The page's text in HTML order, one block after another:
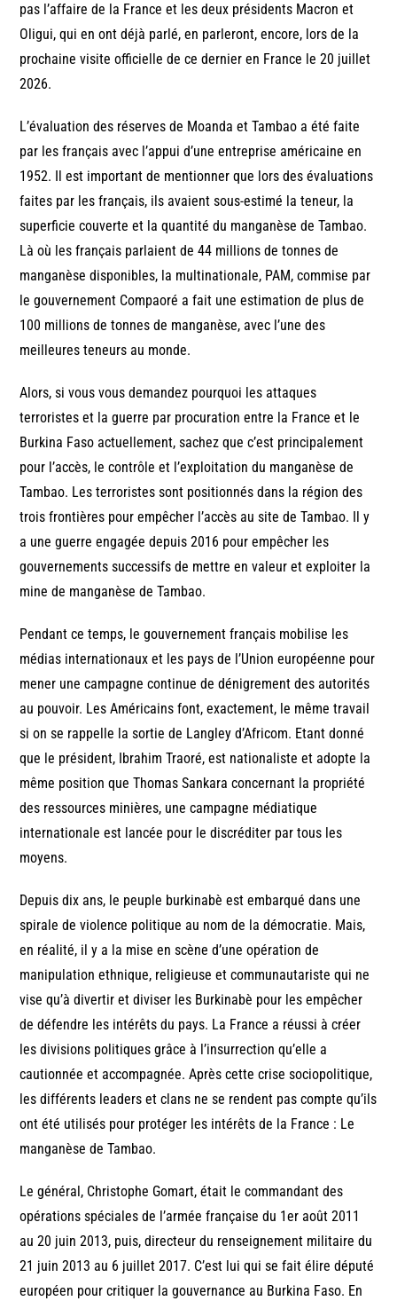
pas l’affaire de la France et les deux présidents Macron et
Oligui, qui en ont déjà parlé, en parleront, encore, lors de la
prochaine visite officielle de ce dernier en France le 20 juillet
2026.
L’évaluation des réserves de Moanda et Tambao a été faite
par les français avec l’appui d’une entreprise américaine en
1952. Il est important de mentionner que lors des évaluations
faites par les français, ils avaient sous-estimé la teneur, la
superficie couverte et la quantité du manganèse de Tambao.
Là où les français parlaient de 44 millions de tonnes de
manganèse disponibles, la multinationale, PAM, commise par
le gouvernement Compaoré a fait une estimation de plus de
100 millions de tonnes de manganèse, avec l’une des
meilleures teneurs au monde.
Alors, si vous vous demandez pourquoi les attaques
terroristes et la guerre par procuration entre la France et le
Burkina Faso actuellement, sachez que c’est principalement
pour l’accès, le contrôle et l’exploitation du manganèse de
Tambao. Les terroristes sont positionnés dans la région des
trois frontières pour empêcher l’accès au site de Tambao. Il y
a une guerre engagée depuis 2016 pour empêcher les
gouvernements successifs de mettre en valeur et exploiter la
mine de manganèse de Tambao.
Pendant ce temps, le gouvernement français mobilise les
médias internationaux et les pays de l’Union européenne pour
mener une campagne continue de dénigrement des autorités
au pouvoir. Les Américains font, exactement, le même travail
si on se rappelle la sortie de Langley d’Africom. Etant donné
que le président, Ibrahim Traoré, est nationaliste et adopte la
même position que Thomas Sankara concernant la propriété
des ressources minières, une campagne médiatique
internationale est lancée pour le discréditer par tous les
moyens.
Depuis dix ans, le peuple burkinabè est embarqué dans une
spirale de violence politique au nom de la démocratie. Mais,
en réalité, il y a la mise en scène d’une opération de
manipulation ethnique, religieuse et communautariste qui ne
vise qu’à divertir et diviser les Burkinabè pour les empêcher
de défendre les intérêts du pays. La France a réussi à créer
les divisions politiques grâce à l’insurrection qu’elle a
cautionnée et accompagnée. Après cette crise sociopolitique,
les différents leaders et clans ne se rendent pas compte qu’ils
ont été utilisés pour protéger les intérêts de la France : Le
manganèse de Tambao.
Le général, Christophe Gomart, était le commandant des
opérations spéciales de l’armée française du 1er août 2011
au 20 juin 2013, puis, directeur du renseignement militaire du
21 juin 2013 au 6 juillet 2017. C’est lui qui se fait élire député
européen pour critiquer la gouvernance au Burkina Faso. En